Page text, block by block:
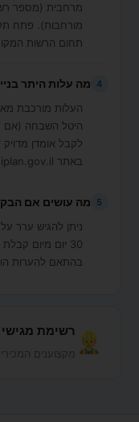
מרחבית (מספר
מורחבות). פתח
תחום הרשות
4 מה עלות היתר
העלות מורכבת
היטל השבחה (אם
לקבל אומדן
באתר iplan.gov.il.
5 מה עושים אם
ניתן להגיש ערר
30 יום מיום
בהתאם להערות
רשימת